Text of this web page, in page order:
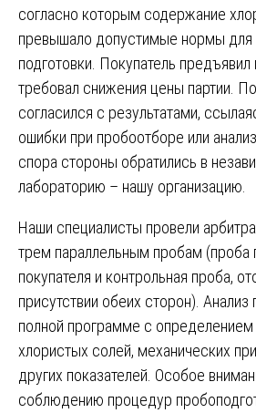
согласно которым содержание
превышало допустимые нормы для
подготовки. Покупатель предъявил
требовал снижения цены партии.
согласился с результатами,
ошибки при пробоотборе или
спора стороны обратились в
лабораторию – нашу организацию.
Наши специалисты провели
трем параллельным пробам (проба
покупателя и контрольная проба,
присутствии обеих сторон). Анализ
полной программе с
хлористых солей, механических
других показателей. Особое
соблюдению процедур